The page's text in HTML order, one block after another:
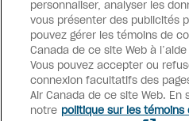
Cartes-cadeaux Site Web
©2026
personnaliser, analyser les
vous présenter des publicités
pouvez gérer les témoins de
Canada de ce site Web à
Vous pouvez accepter ou
connexion facultatifs des
Air Canada de ce site Web. En
notre politique sur les témoins